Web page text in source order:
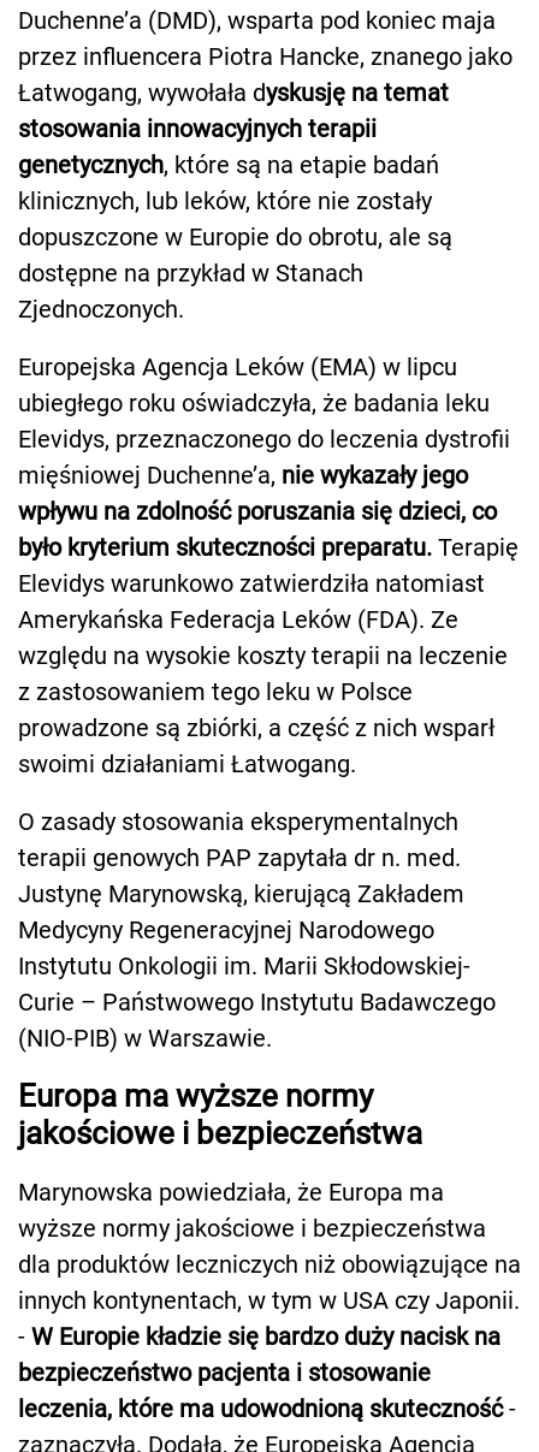
Duchenne’a (DMD), wsparta pod koniec maja
przez influencera Piotra Hancke, znanego jako
Łatwogang, wywołała dyskusję na temat
stosowania innowacyjnych terapii
genetycznych, które są na etapie badań
klinicznych, lub leków, które nie zostały
dopuszczone w Europie do obrotu, ale są
dostępne na przykład w Stanach
Zjednoczonych.
Europejska Agencja Leków (EMA) w lipcu
ubiegłego roku oświadczyła, że badania leku
Elevidys, przeznaczonego do leczenia dystrofii
mięśniowej Duchenne’a, nie wykazały jego
wpływu na zdolność poruszania się dzieci, co
było kryterium skuteczności preparatu. Terapię
Elevidys warunkowo zatwierdziła natomiast
Amerykańska Federacja Leków (FDA). Ze
względu na wysokie koszty terapii na leczenie
z zastosowaniem tego leku w Polsce
prowadzone są zbiórki, a część z nich wsparł
swoimi działaniami Łatwogang.
O zasady stosowania eksperymentalnych
terapii genowych PAP zapytała dr n. med.
Justynę Marynowską, kierującą Zakładem
Medycyny Regeneracyjnej Narodowego
Instytutu Onkologii im. Marii Skłodowskiej-
Curie – Państwowego Instytutu Badawczego
(NIO-PIB) w Warszawie.
Europa ma wyższe normy
jakościowe i bezpieczeństwa
Marynowska powiedziała, że Europa ma
wyższe normy jakościowe i bezpieczeństwa
dla produktów leczniczych niż obowiązujące na
innych kontynentach, w tym w USA czy Japonii.
- W Europie kładzie się bardzo duży nacisk na
bezpieczeństwo pacjenta i stosowanie
leczenia, które ma udowodnioną skuteczność-
zaznaczyła. Dodała, że Europejska Agencja